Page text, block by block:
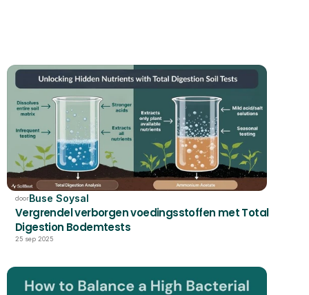
doorBuse Soysal
Vergrendel verborgen voedingsstoffen met Total
Digestion Bodemtests
25 sep 2025